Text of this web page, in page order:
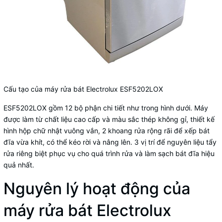
Cấu tạo của máy rửa bát Electrolux ESF5202LOX
ESF5202LOX gồm 12 bộ phận chi tiết như trong hình dưới. Máy
được làm từ chất liệu cao cấp và màu sắc thép không gỉ, thiết kế
hình hộp chữ nhật vuông vắn, 2 khoang rửa rộng rãi để xếp bát
đĩa vừa khít, có thể kéo rời và nâng lên. 3 vị trí để nguyên liệu tẩy
rửa riêng biệt phục vụ cho quá trình rửa và làm sạch bát đĩa hiệu
quả nhất.
Nguyên lý hoạt động của
máy rửa bát Electrolux